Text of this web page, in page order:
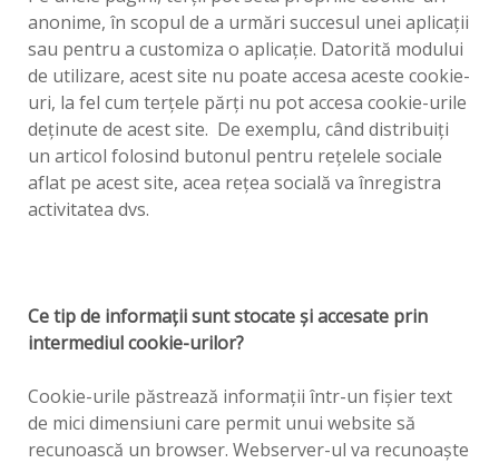
anonime, în scopul de a urmări succesul unei aplicaţii
sau pentru a customiza o aplicaţie. Datorită modului
de utilizare, acest site nu poate accesa aceste cookie-
uri, la fel cum terţele părţi nu pot accesa cookie-urile
deţinute de acest site. De exemplu, când distribuiţi
un articol folosind butonul pentru reţelele sociale
aflat pe acest site, acea reţea socială va înregistra
activitatea dvs.
Ce tip de informaţii sunt stocate şi accesate prin
intermediul cookie-urilor?
Cookie-urile păstrează informaţii într-un fişier text
de mici dimensiuni care permit unui website să
recunoască un browser. Webserver-ul va recunoaşte